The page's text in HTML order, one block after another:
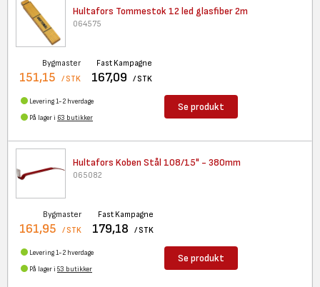
Hultafors Tommestok 12 led glasfiber 2m
064575
Bygmaster
151,15 / STK
Fast Kampagne
167,09 / STK
Levering 1-2 hverdage
På lager i 63 butikker
Se produkt
Hultafors Koben Stål 108/15" - 380mm
065082
Bygmaster
161,95 / STK
Fast Kampagne
179,18 / STK
Levering 1-2 hverdage
På lager i 53 butikker
Se produkt